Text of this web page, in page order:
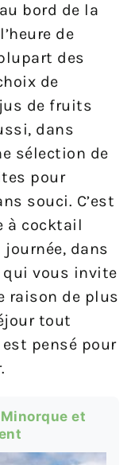
bord de la
de
des
de
de fruits
dans
sélection de
pour
souci. C’est
à cocktail
dans
qui vous invite
raison de plus
tout
pensé pour
et